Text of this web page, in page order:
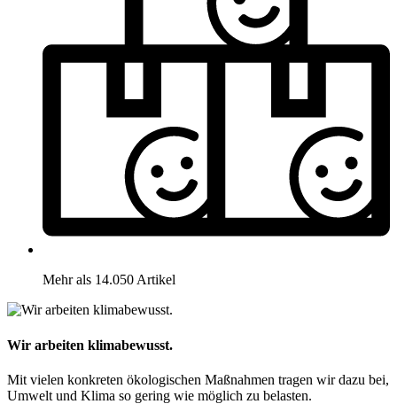
Mehr als 14.050 Artikel
Wir arbeiten klimabewusst.
Mit vielen konkreten ökologischen Maßnahmen tragen wir dazu bei,
Umwelt und Klima so gering wie möglich zu belasten.